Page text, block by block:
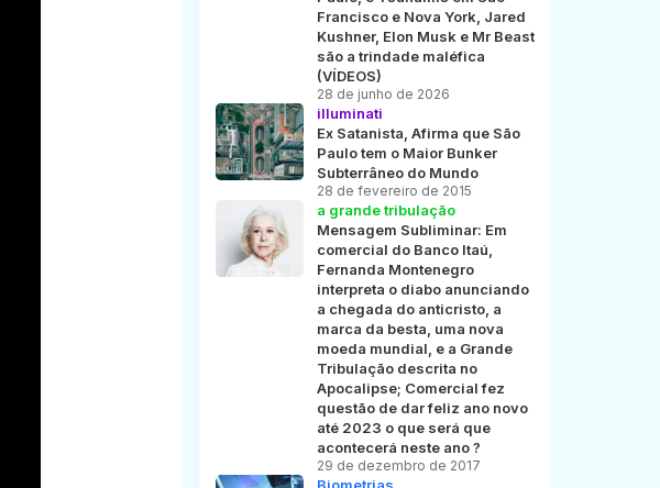
Francisco e Nova York, Jared
Kushner, Elon Musk e Mr Beast
são a trindade maléfica
(VÍDEOS)
28 de junho de 2026
illuminati
Ex Satanista, Afirma que São
Paulo tem o Maior Bunker
Subterrâneo do Mundo
28 de fevereiro de 2015
a grande tribulação
Mensagem Subliminar: Em
comercial do Banco Itaú,
Fernanda Montenegro
interpreta o diabo anunciando
a chegada do anticristo, a
marca da besta, uma nova
moeda mundial, e a Grande
Tribulação descrita no
Apocalipse; Comercial fez
questão de dar feliz ano novo
até 2023 o que será que
acontecerá neste ano ?
29 de dezembro de 2017